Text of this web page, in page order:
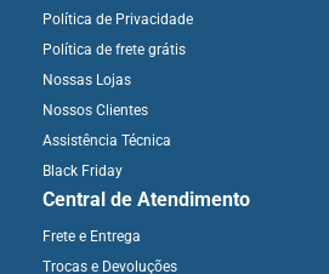
Política de Privacidade
Política de frete grátis
Nossas Lojas
Nossos Clientes
Assistência Técnica
Black Friday
Central de Atendimento
Frete e Entrega
Trocas e Devoluções